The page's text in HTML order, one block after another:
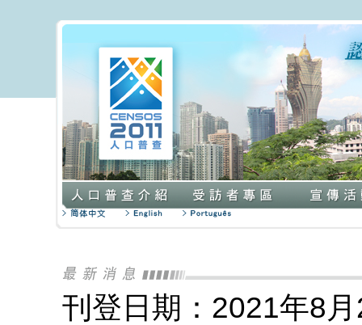
刊登日期：2021年8